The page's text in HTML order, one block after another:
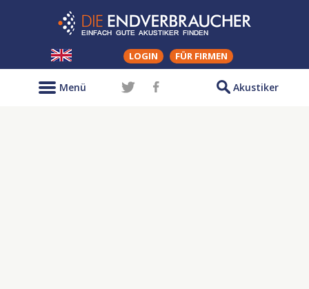
LOGIN FÜR FIRMEN
Akustiker
Menü